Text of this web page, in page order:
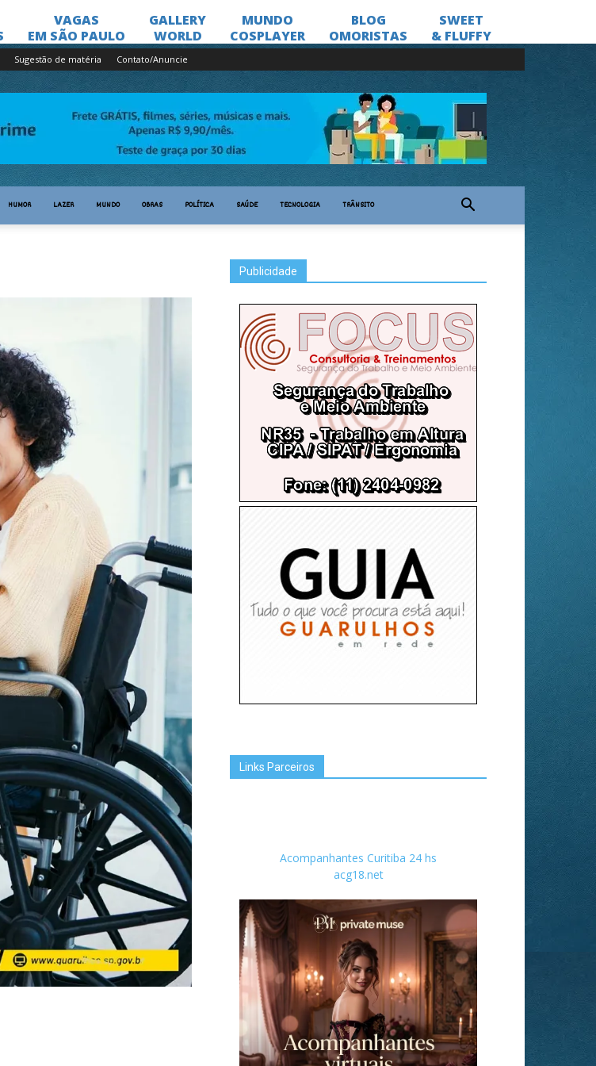
Sugestão de matéria Contato/Anuncie
HUMOR LAZER MUNDO OBRAS POLÍTICA SAÚDE TECNOLOGIA TRÂNSITO
Publicidade
Links Parceiros
Acompanhantes Curitiba 24 hs
acg18.net